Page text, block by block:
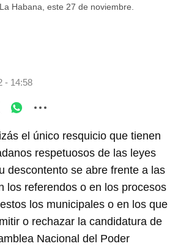
Habana, este 27 de noviembre.
- 14:58
el único resquicio que tienen
respetuosos de las leyes
descontento se abre frente a las
los referendos o en los procesos
los municipales o en los que
o rechazar la candidatura de
Nacional del Poder